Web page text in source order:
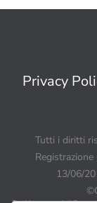
Privacy
Tutti i diritti
13/06/